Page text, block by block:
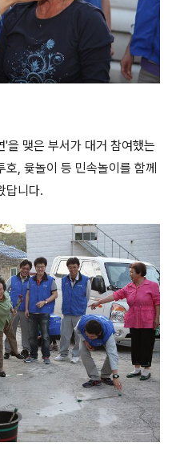
'을 맺은 부서가 대거 참여했는
, 윷놀이 등 민속놀이를 함께
답니다.